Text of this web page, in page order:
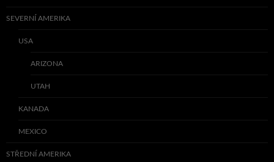
SEVERNÍ AMERIKA
USA
ARIZONA
UTAH
KANADA
MEXICO
STŘEDNÍ AMERIKA